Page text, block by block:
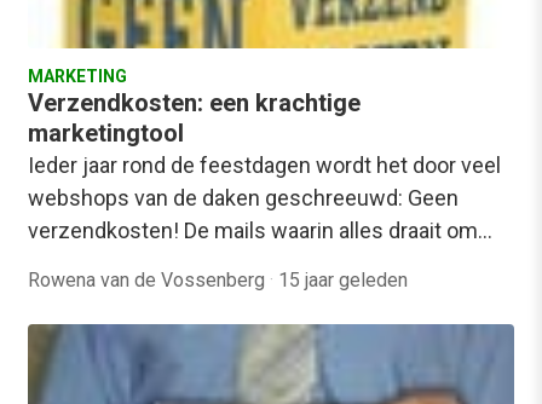
MARKETING
Verzendkosten: een krachtige
marketingtool
Ieder jaar rond de feestdagen wordt het door veel
webshops van de daken geschreeuwd: Geen
verzendkosten! De mails waarin alles draait om…
Rowena van de Vossenberg · 15 jaar geleden